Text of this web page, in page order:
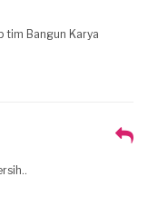
tim Bangun Karya